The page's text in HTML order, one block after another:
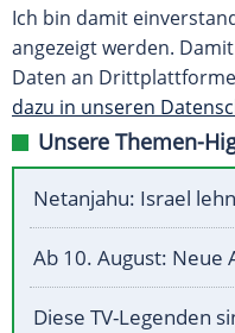
Ich bin damit
angezeigt werden.
Daten an
dazu in unseren
Unsere Themen-
Netanjahu: Israel
Ab 10. August: Neue
Diese TV-Legenden